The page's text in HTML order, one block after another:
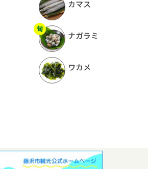
カマス
ナガラミ
ワカメ